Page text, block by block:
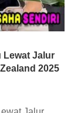
Lewat Jalur
2025